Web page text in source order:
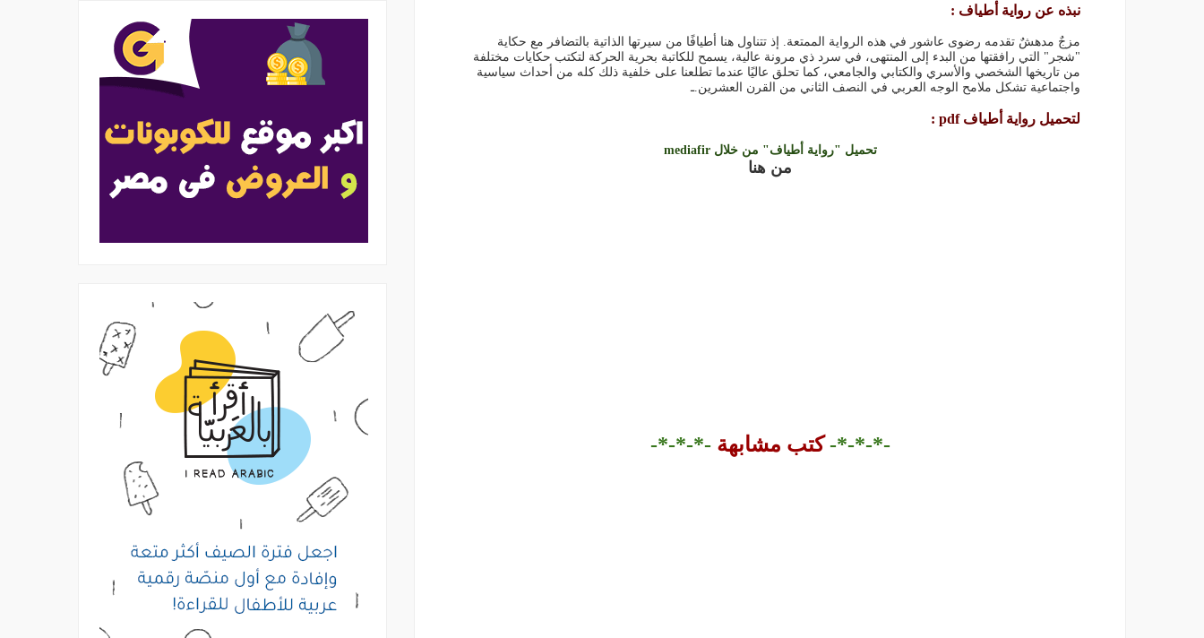
نبذه عن رواية أطياف :
مزجٌ مدهشٌ تقدمه رضوى عاشور في هذه الرواية الممتعة. إذ تتناول هنا أطيافًا من سيرتها الذاتية بالتضافر مع حكاية
"شجر" التي رافقتها من البدء إلى المنتهى، في سرد ذي مرونة عالية، يسمح للكاتبة بحرية الحركة لتكتب حكايات مختلفة
من تاريخها الشخصي والأسري والكتابي والجامعي، كما تحلق عاليًا عندما تطلعنا على خلفية ذلك كله من أحداث سياسية
واجتماعية تشكل ملامح الوجه العربي في النصف الثاني من القرن العشرين.ـ
لتحميل رواية أطياف pdf :
تحميل "رواية أطياف" من خلال mediafir
من هنا
-*-*-*- كتب مشابهة -*-*-*-